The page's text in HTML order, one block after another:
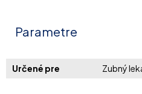
Parametre
Určené pre Zubný